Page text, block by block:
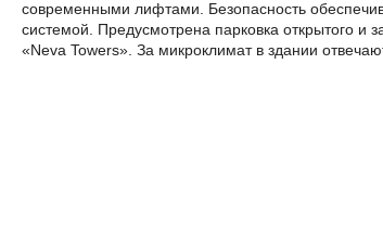
современными лифтами. Безопасность
системой. Предусмотрена парковка открытого и
«Neva Towers». За микроклимат в здании